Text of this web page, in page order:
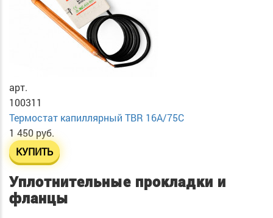
арт.
100311
Термостат капиллярный TBR 16A/75C
1 450 руб.
КУПИТЬ
Уплотнительные прокладки и
фланцы